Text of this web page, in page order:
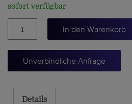
sofort verfügbar
"SHOOTING-
STARS"
In den Warenkorb
Unverbindliche Anfrage
Details